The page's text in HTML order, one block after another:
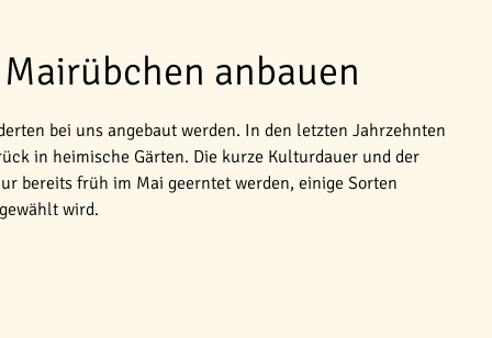
anbauen
bei uns angebaut werden. In den letzten Jahrzehnten
in heimische Gärten. Die kurze Kulturdauer und der
bereits früh im Mai geerntet werden, einige Sorten
wird.